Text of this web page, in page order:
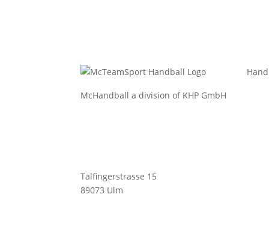
McHandball a division of KHP GmbH
Talfingerstrasse 15
89073 Ulm